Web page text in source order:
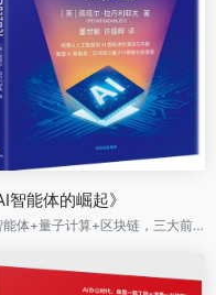
智能体的崛起》
AI智能体+量子计算+区块链，三大前沿技术重塑人类未来